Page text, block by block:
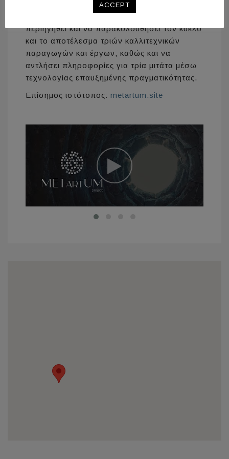
Μέσω της εφαρμογής METartUM app δίνεται
περιηγηθεί και να παρακολουθήσει τον κύκλο
και το αποτέλεσμα τριών καλλιτεχνικών
παραγωγών και έργων, καθώς και να
αντλήσει πληροφορίες για τρία μιτάτα μέσω
τεχνολογίας επαυξημένης πραγματικότητας.
Επίσημος ιστότοπος: metartum.site
ACCEPT